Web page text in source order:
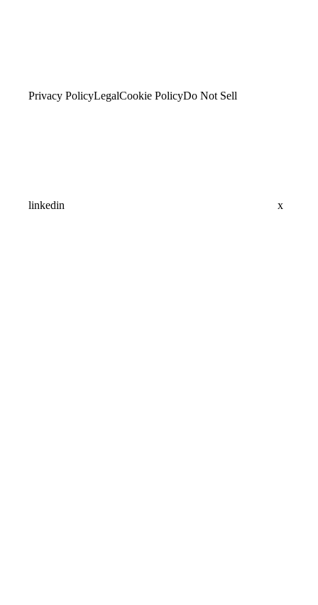
Privacy PolicyLegalCookie PolicyDo Not Sell
linkedin x